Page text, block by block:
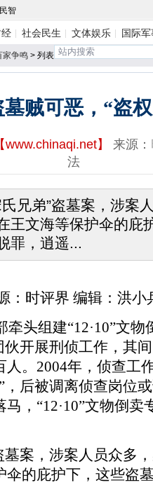
智
社会民生 文体娱乐 国际
家争鸣 > 列表
贼可恶，“盗
【www.chinaqi.net】 来源：
法
兄弟”盗墓案，涉案
王文海等保护伞的庇
罪，逍遥...
时评界 编辑：洪小
头组建“12·10”文物
伙开展刑侦工作，其
人。2004年，侦查工
，后被调离侦查岗位
，“12·10”文物倒卖
案，涉案人员众多，
伞的庇护下，这些盗